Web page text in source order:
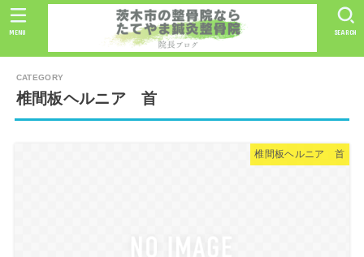
SEARCH
MENU
椎間板ヘルニア 首
椎間板ヘルニア 首